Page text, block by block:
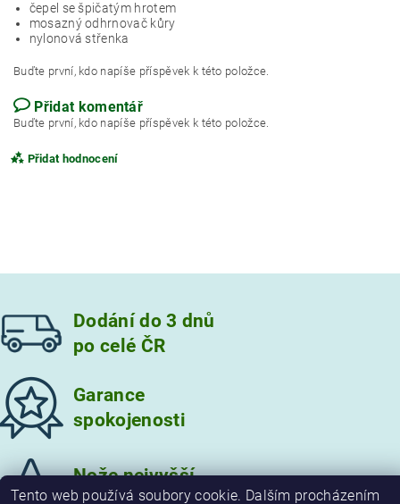
čepel se špičatým hrotem
mosazný odhrnovač kůry
nylonová střenka
Buďte první, kdo napíše příspěvek k této položce.
Přidat komentář
Buďte první, kdo napíše příspěvek k této položce.
Přidat hodnocení
Vložením hodnocení souhlasíte s
Dodání do 3 dnů
po celé ČR
Garance
spokojenosti
Nože nejvyšší
Tento web používá soubory cookie. Dalším procházením